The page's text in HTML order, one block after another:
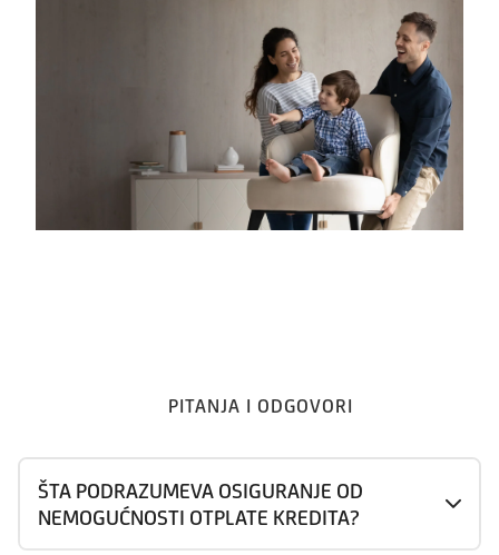
PITANJA I ODGOVORI
ŠTA PODRAZUMEVA OSIGURANJE OD
NEMOGUĆNOSTI OTPLATE KREDITA?